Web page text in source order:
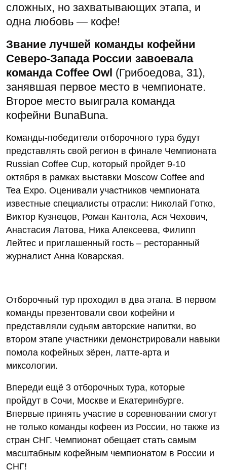
сложных, но захватывающих этапа, и
одна любовь — кофе!
Звание лучшей команды кофейни
Северо-Запада России завоевала
команда Coffee Owl (Грибоедова, 31),
занявшая первое место в чемпионате.
Второе место выиграла команда
кофейни BunaBuna.
Команды-победители отборочного тура будут
представлять свой регион в финале Чемпионата
Russian Coffee Cup, который пройдет 9-10
октября в рамках выставки Moscow Coffee and
Tea Expo. Оценивали участников чемпионата
известные специалисты отрасли: Николай Готко,
Виктор Кузнецов, Роман Кантола, Ася Чехович,
Анастасия Латова, Ника Алексеева, Филипп
Лейтес и приглашенный гость – ресторанный
журналист Анна Коварская.
Отборочный тур проходил в два этапа. В первом
команды презентовали свои кофейни и
представляли судьям авторские напитки, во
втором этапе участники демонстрировали навыки
помола кофейных зёрен, латте-арта и
миксологии.
Впереди ещё 3 отборочных тура, которые
пройдут в Сочи, Москве и Екатеринбурге.
Впервые принять участие в соревновании смогут
не только команды кофеен из России, но также из
стран СНГ. Чемпионат обещает стать самым
масштабным кофейным чемпионатом в России и
СНГ!